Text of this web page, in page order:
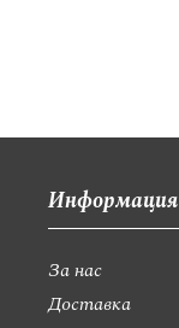
Информация
За нас
Доставка